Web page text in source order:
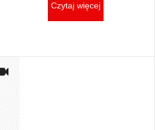
Czytaj więcej